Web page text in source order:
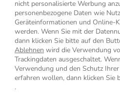
nicht personalisierte Werbung
personenbezogene Daten wie
Geräteinformationen und Online-
werden. Wenn Sie mit der
dann klicken Sie bitte auf den
Ablehnen wird die Verwendung
Trackingdaten ausgeschaltet.
Verwendung und den Schutz
erfahren wollen, dann klicken Sie
.
Widerrufsbelehrung
Vertrag
* Alle Preisangaben inkl. MwSt.,
Versandkosten, ab 49,90 €